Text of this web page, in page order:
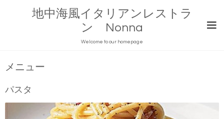
地中海風イタリアンレストラ
ン Nonna
Welcome to our homepage
メニュー
パスタ